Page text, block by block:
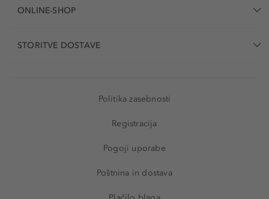
ONLINE-SHOP
STORITVE DOSTAVE
Politika zasebnosti
Registracija
Pogoji uporabe
Poštnina in dostava